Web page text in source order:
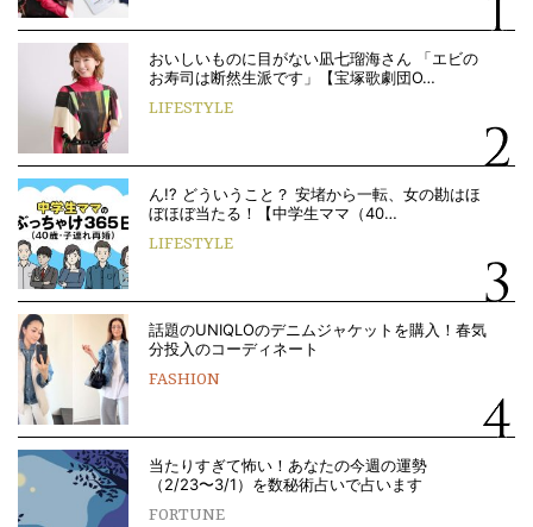
おいしいものに目がない凪七瑠海さん 「エビの
お寿司は断然生派です」【宝塚歌劇団O…
LIFESTYLE
ん!? どういうこと？ 安堵から一転、女の勘はほ
ぼほぼ当たる！【中学生ママ（40…
LIFESTYLE
話題のUNIQLOのデニムジャケットを購入！春気
分投入のコーディネート
FASHION
当たりすぎて怖い！あなたの今週の運勢
（2/23〜3/1）を数秘術占いで占います
FORTUNE